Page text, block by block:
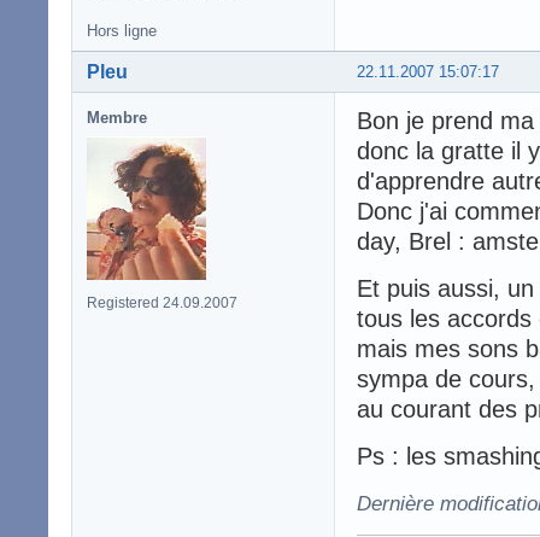
Hors ligne
22.11.2007 15:07:17
Pleu
Membre
Registered 24.09.2007
Bon je prend
donc la gratte il
d'apprendre
Donc j'ai
day, Brel :
Et puis aussi,
tous les
mais mes sons
sympa de
au courant des
Ps : les
Dernière